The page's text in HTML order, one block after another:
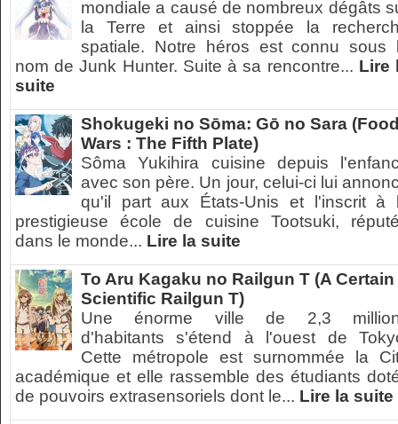
mondiale a causé de nombreux dégâts
la Terre et ainsi stoppée la
spatiale. Notre héros est connu sous
nom de Junk Hunter. Suite à sa rencontre... Lire
suite
Shokugeki no Sōma: Gō no Sara
Wars : The Fifth Plate)
Sôma Yukihira cuisine depuis
avec son père. Un jour, celui-ci lui
qu'il part aux États-Unis et l'inscrit à
prestigieuse école de cuisine Tootsuki,
dans le monde... Lire la suite
To Aru Kagaku no Railgun T (A Certain
Scientific Railgun T)
Une énorme ville de 2,3
d'habitants s'étend à l'ouest de
Cette métropole est surnommée la
académique et elle rassemble des étudiants
de pouvoirs extrasensoriels dont le... Lire la suite